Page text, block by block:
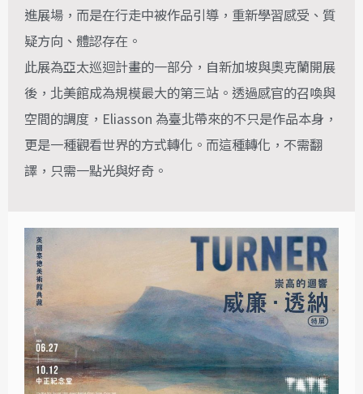
進展場，而是在行走中被作品引導，重新學習感受、質
疑方向、體認存在。
此展為亞太巡迴計畫的一部分，自新加坡與奧克蘭開展
後，北美館成為規模最大的第三站。透過感官的召喚與
空間的調度，Eliasson 為臺北帶來的不只是作品本身，
更是一種觀看世界的方式轉化。而這種轉化，不需翻
譯，只需一點光與好奇。